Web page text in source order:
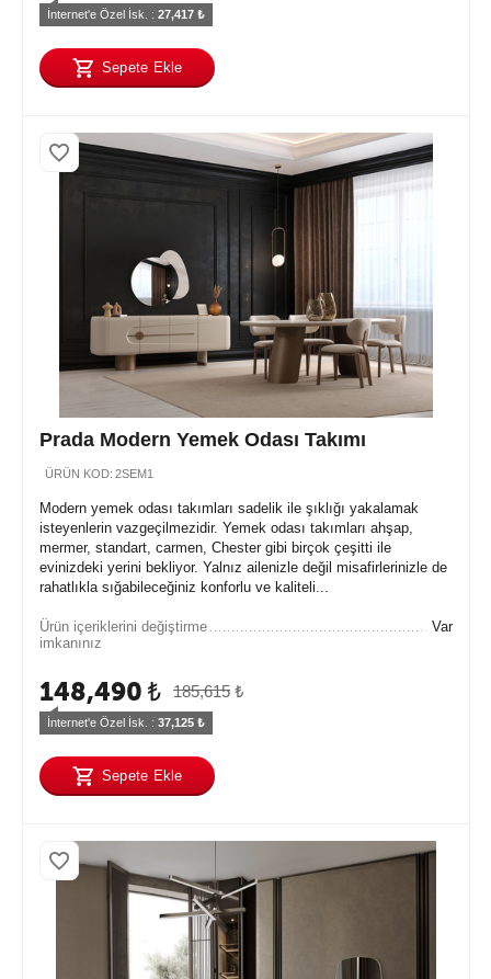
İnternet'e Özel İsk. : 27,417 ₺
Sepete Ekle
Prada Modern Yemek Odası Takımı
ÜRÜN KOD: 2SEM1
Modern yemek odası takımları sadelik ile şıklığı yakalamak
isteyenlerin vazgeçilmezidir. Yemek odası takımları ahşap,
mermer, standart, carmen, Chester gibi birçok çeşitti ile
evinizdeki yerini bekliyor. Yalnız ailenizle değil misafirlerinizle de
rahatlıkla sığabileceğiniz konforlu ve kaliteli...
Ürün içeriklerini değiştirme
imkanınız
Var
185,615 ₺
148,490 ₺
İnternet'e Özel İsk. : 37,125 ₺
Sepete Ekle